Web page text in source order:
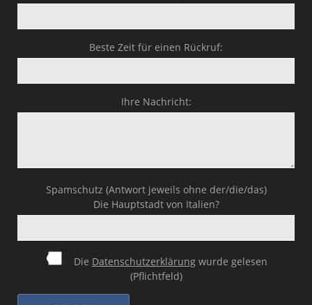
Beste Zeit für einen Rückruf:
Ihre Nachricht:
Spamschutz (Antwort jeweils ohne der/die/das)
Die Hauptstadt von Italien?
Die Datenschutzerklärung wurde gelesen
(Pflichtfeld)